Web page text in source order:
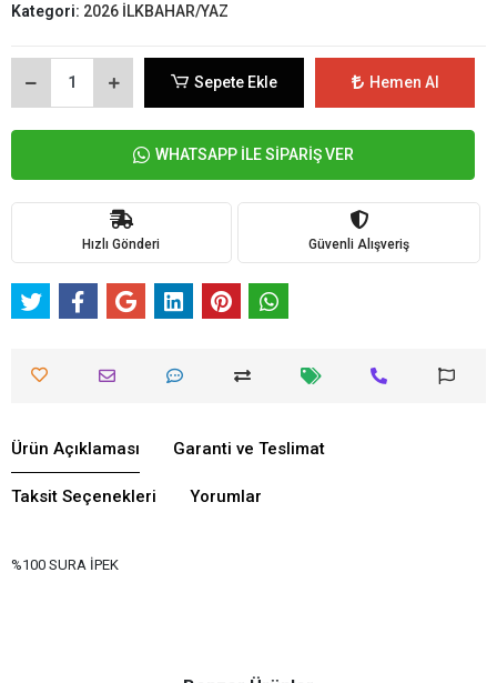
Kategori: 2026 İLKBAHAR/YAZ
Sepete Ekle Hemen Al
WHATSAPP İLE SİPARİŞ VER
Hızlı Gönderi Güvenli Alışveriş
Ürün Açıklaması Garanti ve Teslimat
Taksit Seçenekleri Yorumlar
%100 SURA İPEK